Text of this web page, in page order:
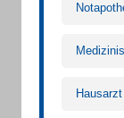
Hausarzt